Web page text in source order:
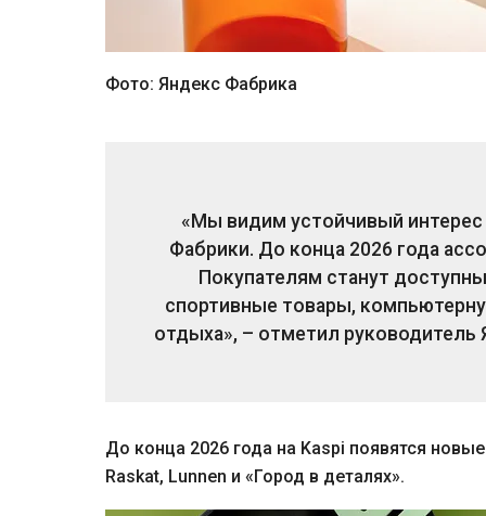
Фото: Яндекс Фабрика
«Мы видим устойчивый интерес
Фабрики. До конца 2026 года
Покупателям станут
спортивные товары,
отдыха», – отметил руководитель
До конца 2026 года на Kaspi появятся
Raskat, Lunnen и «Город в деталях».